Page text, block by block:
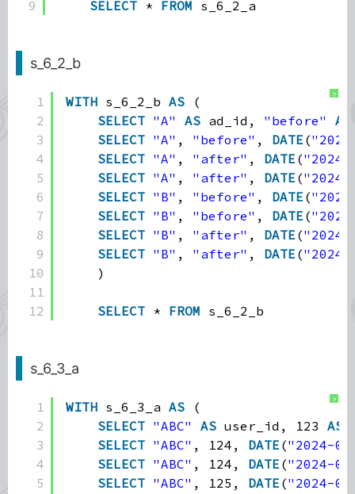
9 SELECT * FROM s_6_2_a
s_6_2_b
?
1
2
3
4
5
6
7
8
9
10
11
12
WITH s_6_2_b AS
(
SELECT "A" AS ad_id, "before"
AS
SELECT "A" , "before" , DATE (
SELECT "A" , "after" , DATE ("2024-
SELECT "A" , "after" , DATE ("2024-
SELECT "B" , "before" , DATE (
SELECT "B" , "before" , DATE (
SELECT "B" , "after" , DATE ("2024-
SELECT "B" , "after" , DATE ("2024-
)
SELECT * FROM s_6_2_b
s_6_3_a
?
1
2
3
4
5
WITH s_6_3_a AS
(
SELECT "ABC" AS user_id, 123 AS
SELECT "ABC" , 124, DATE ("2024-
SELECT "ABC" , 124, DATE ("2024-
SELECT "ABC" , 125, DATE ("2024-